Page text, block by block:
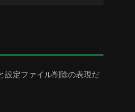
定ファイル削除の表現だ